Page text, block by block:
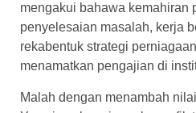
mengakui bahawa kemahiran
penyelesaian masalah, kerja
rekabentuk strategi
menamatkan pengajian di
Malah dengan menambah